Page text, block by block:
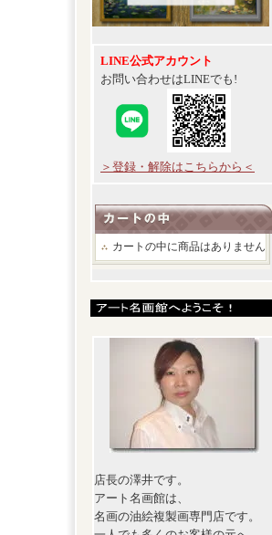
LINE公式アカウント
お問い合わせはLINEでも!
＞登録・解除はこちらから＜
カートの中に商品はありません
店長の澤井です。
アート名画館は、
名画の油絵複製画専門店です。